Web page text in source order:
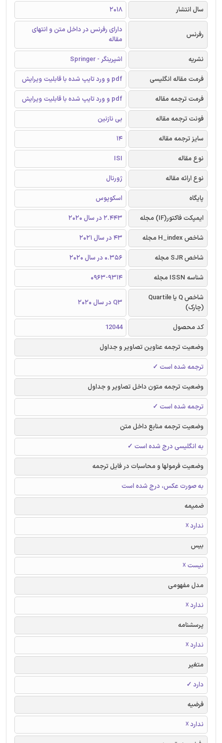
سال انتشار
2018
رفرنس
دارای رفرنس در داخل متن و انتهای
مقاله
نشریه
اشپرینگر - Springer
فرمت مقاله انگلیسی
pdf و ورد تایپ شده با قابلیت ویرایش
فرمت ترجمه مقاله
pdf و ورد تایپ شده با قابلیت ویرایش
فونت ترجمه مقاله
بی نازنین
سایز ترجمه مقاله
14
نوع مقاله
ISI
نوع ارائه مقاله
ژورنال
پایگاه
اسکوپوس
ایمپکت فاکتور(IF) مجله
2.443 در سال 2020
شاخص H_index مجله
43 در سال 2021
شاخص SJR مجله
0.356 در سال 2020
شناسه ISSN مجله
0963-9314
شاخص Q یا Quartile
(چارک)
Q3 در سال 2020
کد محصول
12044
وضعیت ترجمه عناوین تصاویر و جداول
ترجمه شده است ✓
وضعیت ترجمه متون داخل تصاویر و جداول
ترجمه شده است ✓
وضعیت ترجمه منابع داخل متن
به انگلیسی درج شده است ✓
وضعیت فرمولها و محاسبات در فایل ترجمه
به صورت عکس، درج شده است
ضمیمه
ندارد ☓
بیس
نیست ☓
مدل مفهومی
ندارد ☓
پرسشنامه
ندارد ☓
متغیر
دارد ✓
فرضیه
ندارد ☓